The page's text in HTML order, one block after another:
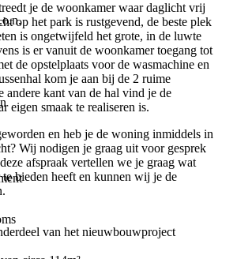
je de woonkamer waar daglicht vrij
op het park is rustgevend, de beste plek
is ongetwijfeld het grote, in de luwte
is er vanuit de woonkamer toegang tot
de opstelplaats voor de wasmachine en
kom je aan bij de 2 ruime
andere kant van de hal vind je de
eigen smaak te realiseren is.
en heb je de woning inmiddels in
Wij nodigen je graag uit voor gesprek
afspraak vertellen we je graag wat
bieden heeft en kunnen wij je de
van het nieuwbouwproject